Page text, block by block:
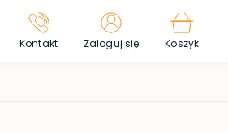
Kontakt Zaloguj się Koszyk